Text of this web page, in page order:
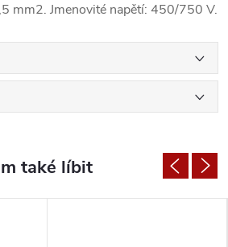
mm2. Jmenovité napětí: 450/750 V.